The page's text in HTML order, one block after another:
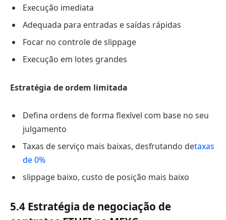
Execução imediata
Adequada para entradas e saídas rápidas
Focar no controle de slippage
Execução em lotes grandes
Estratégia de ordem limitada
Defina ordens de forma flexível com base no seu
julgamento
Taxas de serviço mais baixas, desfrutando detaxas
de 0%
slippage baixo, custo de posição mais baixo
5.4 Estratégia de negociação de